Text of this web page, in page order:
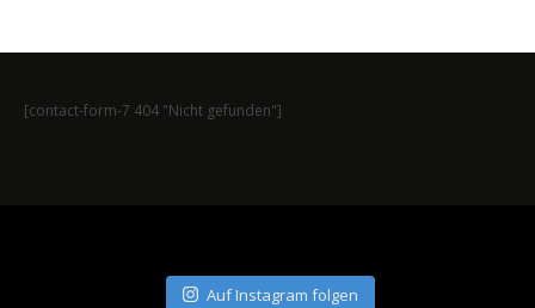
[contact-form-7 404 "Nicht gefunden"]
Auf Instagram folgen